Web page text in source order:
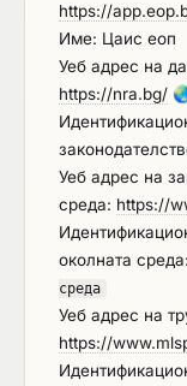
https://
Име: Цаис еоп
Уеб адрес на
https://nra.bg/
Уеб адрес на
среда: https://
околната среда:
среда
Уеб адрес на
https://